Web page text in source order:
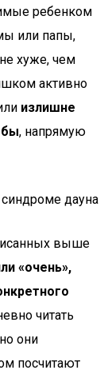
ребенком
или папы,
хуже, чем
активно
излишне
, напрямую
дауна
выше
«очень»,
читать
они
посчитают